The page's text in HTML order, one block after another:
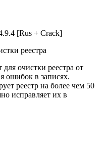
реестра
очистки реестра от
ошибок в записях.
реестр на более чем 50
исправляет их в